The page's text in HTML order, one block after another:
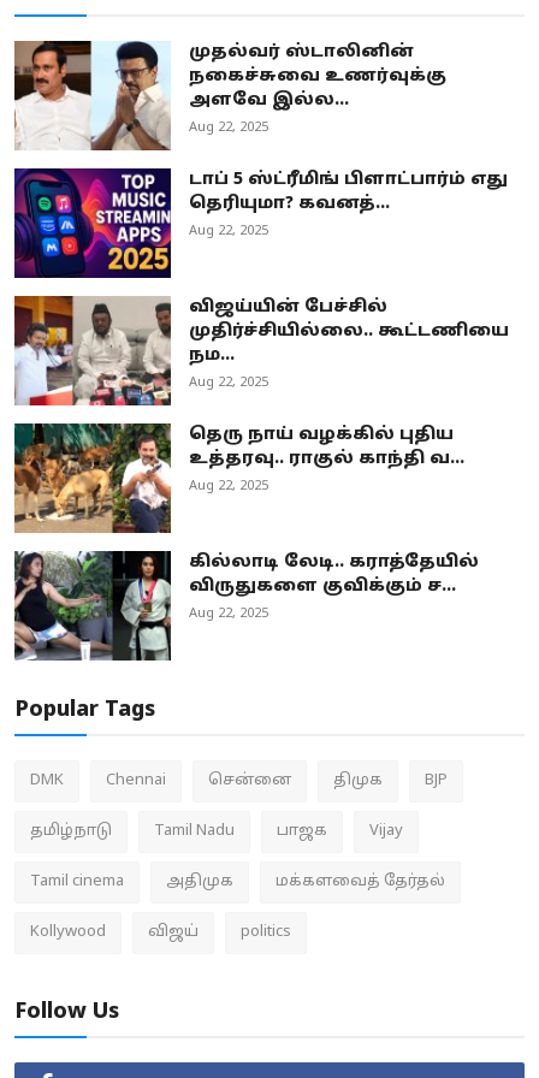
முதல்வர் ஸ்டாலினின்
நகைச்சுவை உணர்வுக்கு
அளவே இல்ல...
Aug 22, 2025
டாப் 5 ஸ்ட்ரீமிங் பிளாட்பார்ம் எது
தெரியுமா? கவனத்...
Aug 22, 2025
விஜய்யின் பேச்சில்
முதிர்ச்சியில்லை.. கூட்டணியை
நம...
Aug 22, 2025
தெரு நாய் வழக்கில் புதிய
உத்தரவு.. ராகுல் காந்தி வ...
Aug 22, 2025
கில்லாடி லேடி.. கராத்தேயில்
விருதுகளை குவிக்கும் ச...
Aug 22, 2025
Popular Tags
DMK Chennai சென்னை திமுக BJP
தமிழ்நாடு Tamil Nadu பாஜக Vijay
Tamil cinema அதிமுக மக்களவைத் தேர்தல்
Kollywood விஜய் politics
Follow Us